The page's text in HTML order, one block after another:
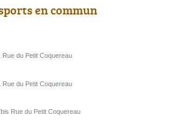
en commun
du Petit Coquereau
du Petit Coquereau
Rue du Petit Coquereau